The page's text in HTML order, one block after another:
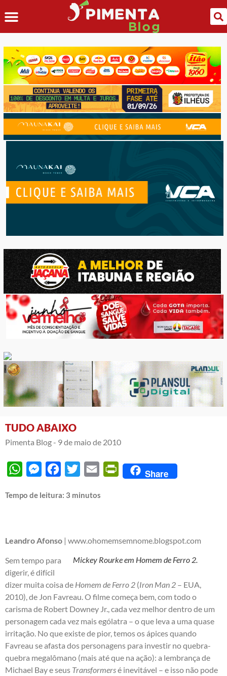
TUDO ABAIXO
Pimenta Blog - 9 de maio de 2010
WhatsAppMessengerFacebook
Twitter Email PrintFriendly
Share
Tempo de leitura: 3 minutos
Leandro Afonso | www.ohomemsemnome.blogspot.com
Mickey Rourke em Homem de Ferro 2.
Sem tempo para
digerir, é difícil
dizer muita coisa de Homem de Ferro 2 (Iron Man 2 – EUA,
2010), de Jon Favreau. O filme começa bem, com todo o
carisma de Robert Downey Jr., cada vez melhor dentro de um
personagem cada vez mais ególatra – o que leva a uma quase
irritação. No que existe de pior, temos os ápices quando
Favreau se afasta dos personagens para investir no quebra-
quebra megalômano (mais até que na ação): a lembrança de
Michael Bay e seus Transformersé inevitável – e isso não pode